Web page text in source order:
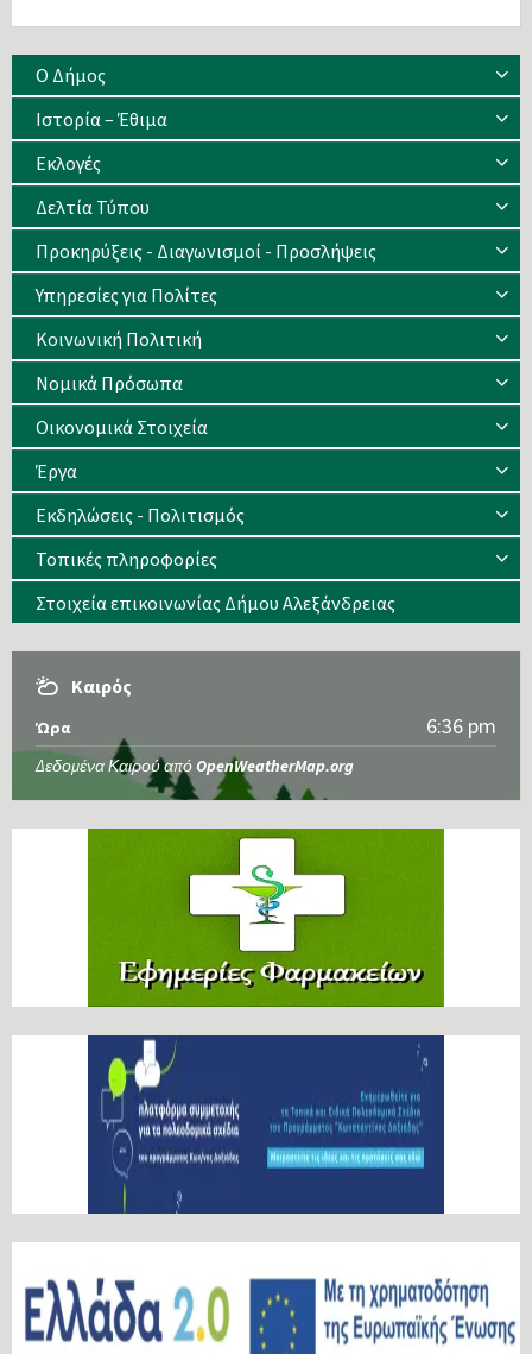
Ο Δήμος
Ιστορία – Έθιμα
Eκλογές
Δελτία Τύπου
Προκηρύξεις - Διαγωνισμοί - Προσλήψεις
Υπηρεσίες για Πολίτες
Κοινωνική Πολιτική
Νομικά Πρόσωπα
Οικονομικά Στοιχεία
Έργα
Εκδηλώσεις - Πολιτισμός
Τοπικές πληροφορίες
Στοιχεία επικοινωνίας Δήμου Αλεξάνδρειας
Καιρός
Ώρα 6:36 pm
Δεδομένα Καιρού από OpenWeatherMap.org